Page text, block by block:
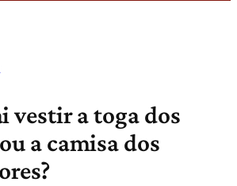
vestir a toga dos
a camisa dos